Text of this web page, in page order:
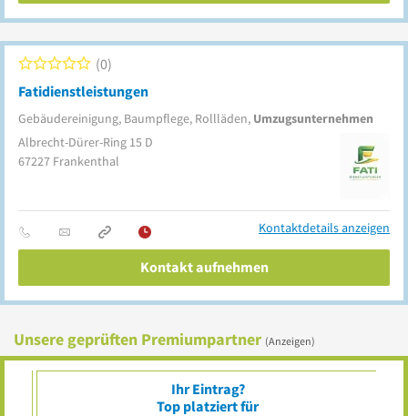
Fatidienstleistungen
Gebäudereinigung, Baumpflege, Rollläden, Umzugsunternehmen
0
Albrecht-Dürer-Ring 15 D
67227 Frankenthal
Kontaktdetails anzeigen
Kontakt aufnehmen
Unsere geprüften Premiumpartner (Anzeigen)
Ihr Eintrag?
Top platziert für